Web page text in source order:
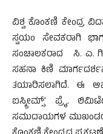
ವಿಶ್ವ ಕೊಂಕಣಿ ಕೇಂದ್ರ
ಸ್ವಯಂ ಸೇವಕರಾಗಿ
ಸಂಚಾಲಕರಾದ ಸಿ. ಎ.
ಸಹನಾ ಕಿಣಿ
ತಯಾರಿಸಲಾಗಿದೆ. ಈ
ಐಸ್ಕ್ರೀಮ್ಸ್’ ಪ್ರೈ.
ಸಮುದಾಯಗಳ